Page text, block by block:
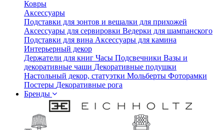
Ковры
Аксессуары
Подставки для зонтов и вешалки для прихожей
Аксессуары для сервировки Ведерки для шампанского
Подставки для вина Аксессуары для камина
Интерьерный декор
Держатели для книг Часы Подсвечники Вазы и
декоративные чаши Декоративные подушки
Настольный декор, статуэтки Мольберты Фоторамки
Постеры Декоративные рога
Бренды